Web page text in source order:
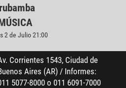
2 de Julio 21:00
Corrientes 1543, Ciudad de
Aires (AR) / Informes:
5077-8000 o 011 6091-7000